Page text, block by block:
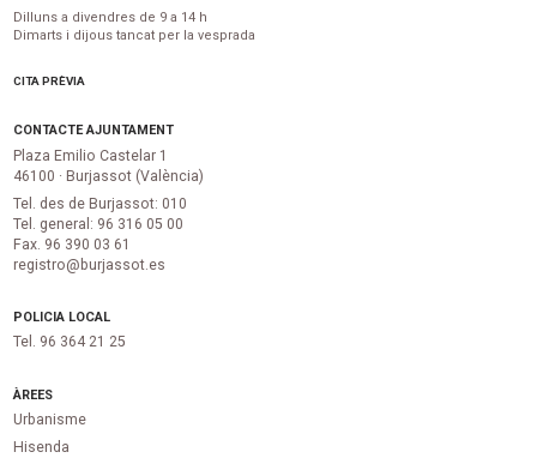
Dilluns a divendres de 9 a 14 h
Dimarts i dijous tancat per la vesprada
CITA PRÈVIA
CONTACTE AJUNTAMENT
Plaza Emilio Castelar 1
46100 · Burjassot (València)
Tel. des de Burjassot: 010
Tel. general: 96 316 05 00
Fax. 96 390 03 61
registro@burjassot.es
POLICIA LOCAL
Tel. 96 364 21 25
ÀREES
Urbanisme
Hisenda